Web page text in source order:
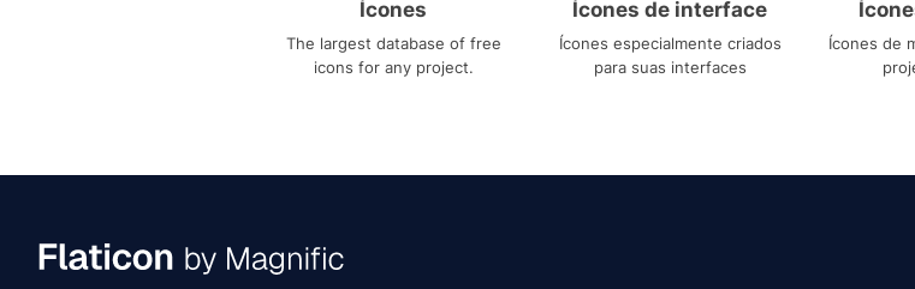
Ícones
The largest database of free
icons for any project.
Ícones de interface
Ícones especialmente criados
para suas interfaces
Ícones de